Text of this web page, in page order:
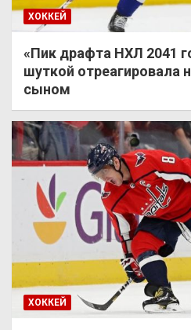
ХОККЕЙ
«Пик драфта НХЛ 2041
шуткой отреагировала
сыном
ХОККЕЙ